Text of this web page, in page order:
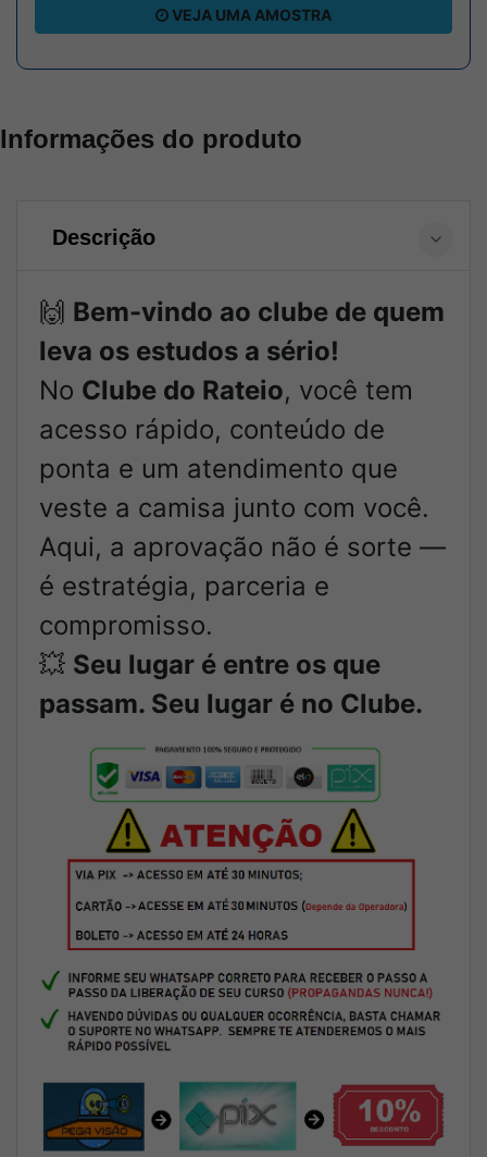
VEJA UMA AMOSTRA
Informações do produto
Descrição
🙌 Bem-vindo ao clube de quem
leva os estudos a sério!
No Clube do Rateio, você tem
acesso rápido, conteúdo de
ponta e um atendimento que
veste a camisa junto com você.
Aqui, a aprovação não é sorte —
é estratégia, parceria e
compromisso.
💥 Seu lugar é entre os que
passam. Seu lugar é no Clube.